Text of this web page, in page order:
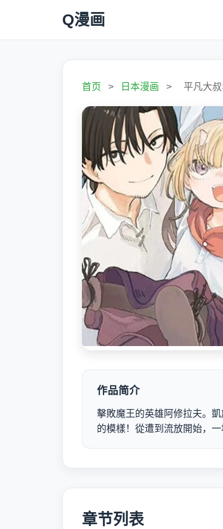
Q漫画
首页 > 日本漫画 > 平凡大
作品简介
擊敗魔王的英雄阿修拉夫。
的模樣！從遭到流放開始，
章节列表